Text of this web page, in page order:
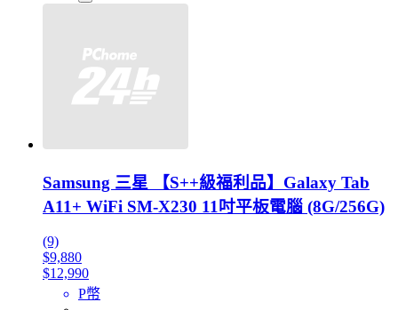
Samsung 三星 【S++級福利品】Galaxy Tab
A11+ WiFi SM-X230 11吋平板電腦 (8G/256G)
(9)
$9,880
$12,990
P幣